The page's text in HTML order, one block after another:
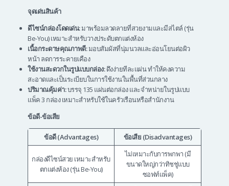
จุดเด่นสินค้า
ดีไซน์กล่องโดดเด่น:มาพร้อมลวดลายที่สวยงามและมีสไตล์ (รุ่น
Be-You) เหมาะสำหรับวางประดับตกแต่งห้อง
เนื้อกระดาษคุณภาพดี:มอบสัมผัสที่นุ่มนวลและอ่อนโยนต่อผิว
หน้า ลดการระคายเคือง
ใช้งานสะดวกในรูปแบบกล่อง:ดึงง่ายทีละแผ่น ทำให้คงความ
สะอาดและเป็นระเบียบในการใช้งานในพื้นที่ส่วนกลาง
ปริมาณคุ้มค่า:บรรจุ 135 แผ่นต่อกล่อง และจำหน่ายในรูปแบบ
แพ็ค 3 กล่อง เหมาะสำหรับใช้ในครัวเรือนหรือสำนักงาน
ข้อดี-ข้อเสีย
ข้อดี (Advantages) ข้อเสีย (Disadvantages)
กล่องดีไซน์สวย เหมาะสำหรับ
ตกแต่งห้อง (รุ่น Be-You)
ไม่เหมาะกับการพกพา (มี
ขนาดใหญ่กว่าทิชชู่แบบ
ซอฟท์แพ็ค)